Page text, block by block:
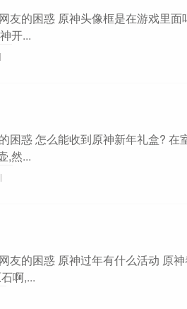
友的困惑 原神头像框是在游戏里
开...
困惑 怎么能收到原神新年礼盒? 在
,然...
友的困惑 原神过年有什么活动 原
啊,...